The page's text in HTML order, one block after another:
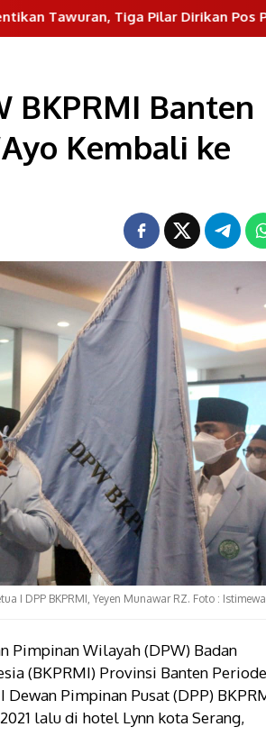
Tiga Pilar Dirikan Pos Pantau di
BKPRMI Banten
Kembali ke
I DPP BKPRMI, Yeyen Munawar RZ. Foto : Istimewa
Pimpinan Wilayah (DPW) Badan
(BKPRMI) Provinsi Banten Periode
Pimpinan Pusat (DPP)
lalu di hotel Lynn kota Serang,